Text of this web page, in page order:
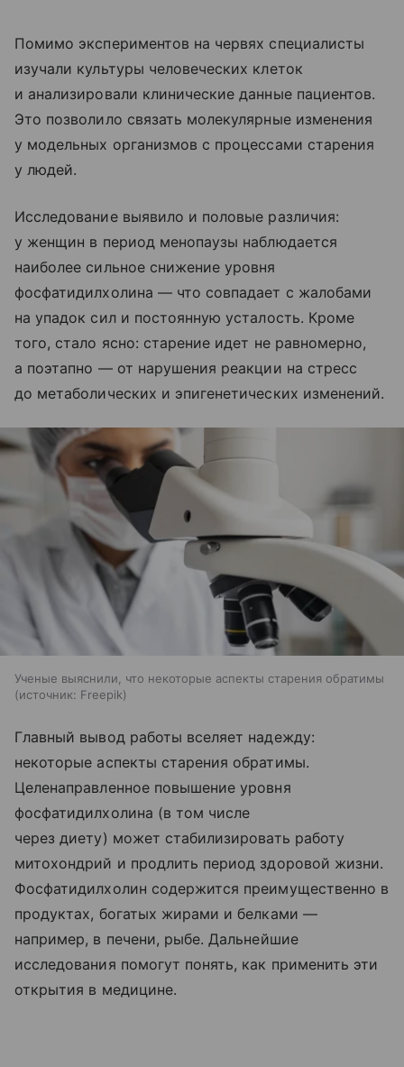
Помимо экспериментов на червях специалисты
изучали культуры человеческих клеток
и анализировали клинические данные пациентов.
Это позволило связать молекулярные изменения
у модельных организмов с процессами старения
у людей.
Исследование выявило и половые различия:
у женщин в период менопаузы наблюдается
наиболее сильное снижение уровня
фосфатидилхолина — что совпадает с жалобами
на упадок сил и постоянную усталость. Кроме
того, стало ясно: старение идет не равномерно,
а поэтапно — от нарушения реакции на стресс
до метаболических и эпигенетических изменений.
Ученые выяснили, что некоторые аспекты старения обратимы
источник: Freepik
Главный вывод работы вселяет надежду:
некоторые аспекты старения обратимы.
Целенаправленное повышение уровня
фосфатидилхолина (в том числе
через диету) может стабилизировать работу
митохондрий и продлить период здоровой жизни.
Фосфатидилхолин содержится преимущественно в
продуктах, богатых жирами и белками —
например, в печени, рыбе. Дальнейшие
исследования помогут понять, как применить эти
открытия в медицине.